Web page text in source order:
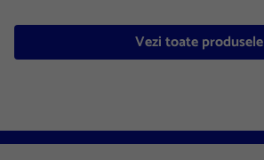
Vezi toate produsele